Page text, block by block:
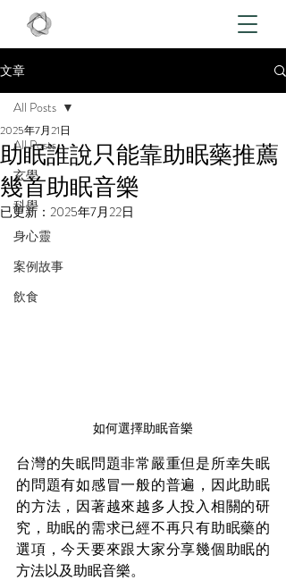
文章
All Posts
玄學
科學
身心靈
案例故事
飲食
All Posts
助眠誰說只能靠助眠藥推薦
幾首助眠音樂
2025年7月21日
已更新： 2025年7月22日
如何選擇助眠音樂
台灣的失眠問題非常嚴重但是所幸失眠
的問題有如感冒一般的普遍，因此助眠
的方法，因著越來越多人投入相關的研
究，助眠的需求已經不再只有助眠藥的
選項，今天要來跟大家分享幾個助眠的
方法以及助眠音樂。